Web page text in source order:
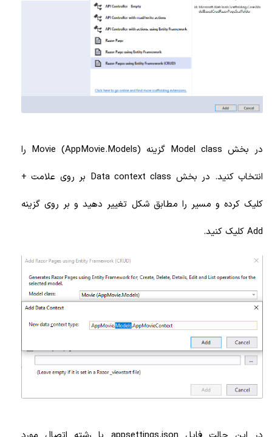
در بخش Model class گزینه Movie (AppMovie.Models) را
انتخاب کنید. در بخش Data context class بر روی علامت +
کلیک کرده و مسیر را مطابق شکل تغییر دهید و بر روی گزینه
Add کلیک کنید.